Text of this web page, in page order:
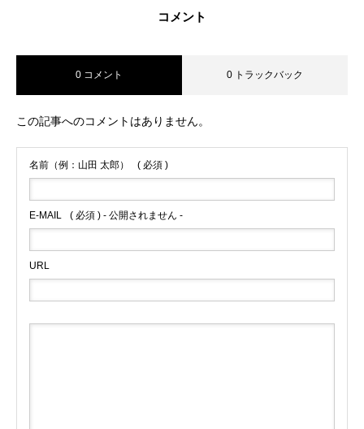
SDGs取り組み
個人情報保護方針
コメント
0 コメント 0 トラックバック
この記事へのコメントはありません。
名前（例：山田 太郎） ( 必須 )
E-MAIL ( 必須 ) - 公開されません -
URL